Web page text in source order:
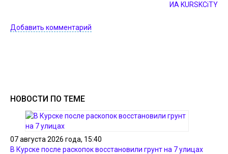
ИА KURSKCiTY
Добавить комментарий
НОВОСТИ ПО ТЕМЕ
07 августа 2026 года, 15:40
В Курске после раскопок восстановили грунт на 7 улицах